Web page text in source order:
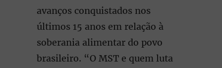
avanços conquistados nos
últimos 15 anos em relação à
soberania alimentar do povo
brasileiro. “O MST e quem luta